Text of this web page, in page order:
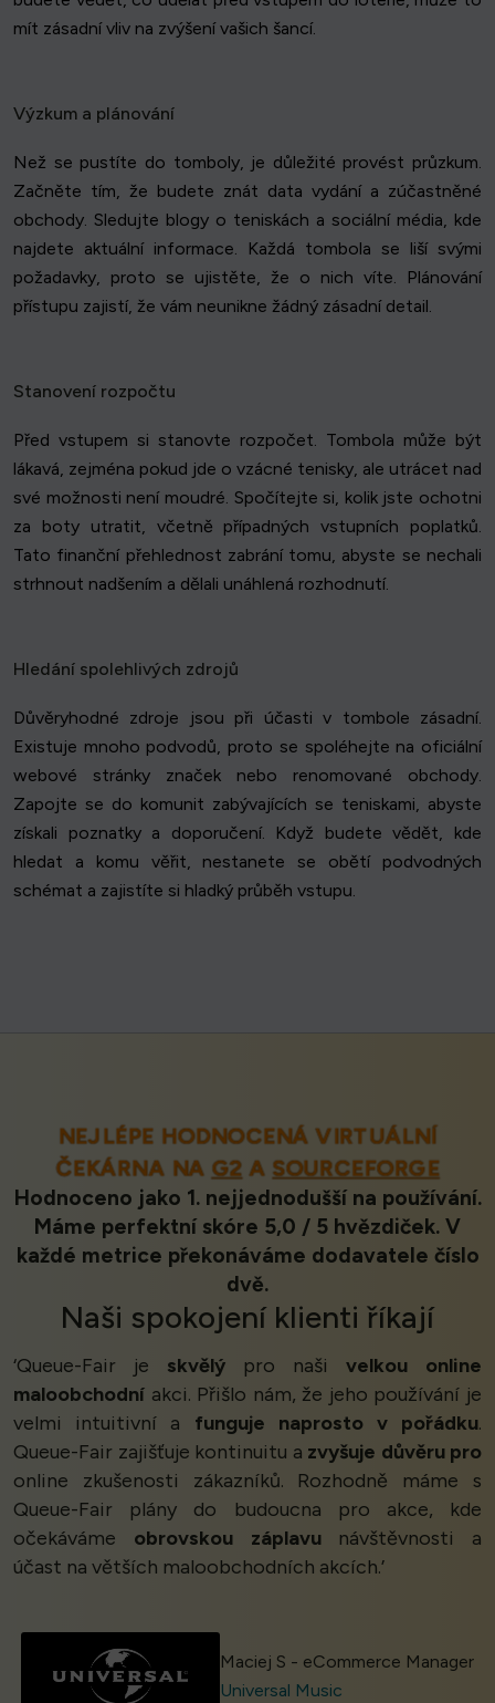
mít zásadní vliv na zvýšení vašich šancí.
Výzkum a plánování
Než se pustíte do tomboly, je důležité provést průzkum.
Začněte tím, že budete znát data vydání a zúčastněné
obchody. Sledujte blogy o teniskách a sociální média, kde
najdete aktuální informace. Každá tombola se liší svými
požadavky, proto se ujistěte, že o nich víte. Plánování
přístupu zajistí, že vám neunikne žádný zásadní detail.
Stanovení rozpočtu
Před vstupem si stanovte rozpočet. Tombola může být
lákavá, zejména pokud jde o vzácné tenisky, ale utrácet nad
své možnosti není moudré. Spočítejte si, kolik jste ochotni
za boty utratit, včetně případných vstupních poplatků.
Tato finanční přehlednost zabrání tomu, abyste se nechali
strhnout nadšením a dělali unáhlená rozhodnutí.
Hledání spolehlivých zdrojů
Důvěryhodné zdroje jsou při účasti v tombole zásadní.
Existuje mnoho podvodů, proto se spoléhejte na oficiální
webové stránky značek nebo renomované obchody.
Zapojte se do komunit zabývajících se teniskami, abyste
získali poznatky a doporučení. Když budete vědět, kde
hledat a komu věřit, nestanete se obětí podvodných
schémat a zajistíte si hladký průběh vstupu.
NEJLÉPE HODNOCENÁ VIRTUÁLNÍ
ČEKÁRNA NAG2 A SOURCEFORGE
Hodnoceno jako 1. nejjednodušší na používání.
Máme perfektní skóre 5,0 / 5 hvězdiček. V
každé metrice překonáváme dodavatele číslo
dvě.
Naši spokojení klienti říkají
‘Queue-Fair je skvělý pro naši velkou online
maloobchodní akci. Přišlo nám, že jeho používání je
velmi intuitivní a funguje naprosto v pořádku.
Queue-Fair zajišťuje kontinuitu a zvyšuje důvěru pro
online zkušenosti zákazníků. Rozhodně máme s
Queue-Fair plány do budoucna pro akce, kde
očekáváme obrovskou záplavunávštěvnosti a
účast na větších maloobchodních akcích.’
Maciej S - eCommerce Manager
Universal Music